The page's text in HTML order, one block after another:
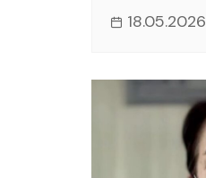
18.05.2026